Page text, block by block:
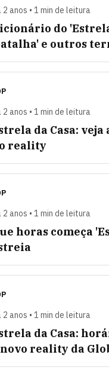
2 anos • 1 min de leitura
do
e outros
2 anos • 1 min de leitura
da Casa:
reality
2 anos • 1 min de leitura
horas começa
2 anos • 1 min de leitura
da Casa:
reality da